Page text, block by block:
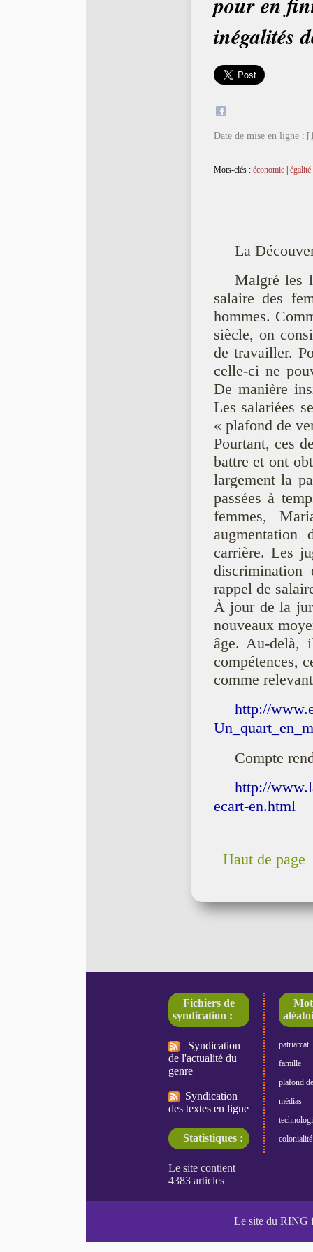
inégalités
Date de mise en ligne :
Mots-clés : économie| égalité
La
Malgré les
salaire des
hommes.
siècle, on
de travailler.
celle-ci ne
De manière
Les salariées
« plafond de
Pourtant, ces
battre et ont
largement la
passées à
femmes,
carrière. Les
discrimination
rappel de
À jour de la
nouveaux
âge. Au-delà,
compétences,
comme
http://
Compte
http://
ecart-en.html
Haut de page
Fichiers de
syndication :
Syndication
de l'actualité du
genre
Syndication
des textes en ligne
Statistiques :
patriarcat
famille
plafond
médias
colonialité
Le site du RING